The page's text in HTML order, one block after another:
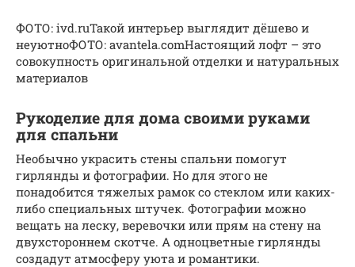
ФОТО: ivd.ruТакой интерьер выглядит дёшево и
неуютноФОТО: avantela.comНастоящий лофт – это
совокупность оригинальной отделки и натуральных
материалов
Рукоделие для дома своими руками
для спальни
Необычно украсить стены спальни помогут
гирлянды и фотографии. Но для этого не
понадобится тяжелых рамок со стеклом или каких-
либо специальных штучек. Фотографии можно
вещать на леску, веревочки или прям на стену на
двухстороннем скотче. А одноцветные гирлянды
создадут атмосферу уюта и романтики.